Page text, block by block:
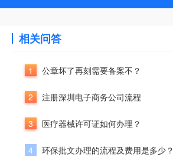
相关问答
1 公章坏了再刻需要备案不？
2 注册深圳电子商务公司流程
3 医疗器械许可证如何办理？
4 环保批文办理的流程及费用是多少？